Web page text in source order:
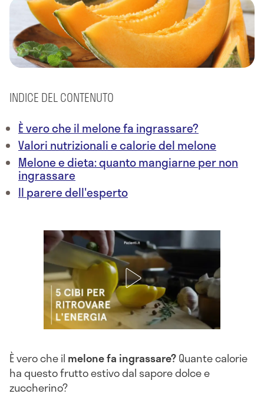
INDICE DEL CONTENUTO
È vero che il melone fa ingrassare?
Valori nutrizionali e calorie del melone
Melone e dieta: quanto mangiarne per non
ingrassare
Il parere dell'esperto
È vero che il melone fa ingrassare?Quante calorie
ha questo frutto estivo dal sapore dolce e
zuccherino?